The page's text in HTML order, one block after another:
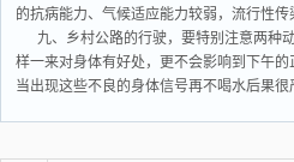
的抗病能力、气候适应能力较弱，流行性传
九、乡村公路的行驶，要特别注意两种
样一来对身体有好处，更不会影响到下午
当出现这些不良的身体信号再不喝水后果很